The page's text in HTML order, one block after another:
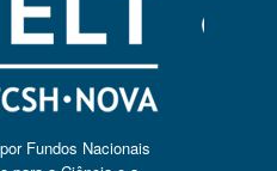
Fundos Nacionais